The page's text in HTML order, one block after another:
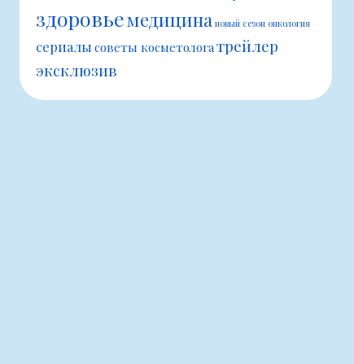
здоровьемедицина новый сезон онкология
сериалы советы косметологатрейлер
эксклюзив